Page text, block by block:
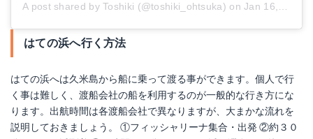
A post shared by Toshiki (@toshiki_ohtsuka) onJan 16, 2018 at 6:02pm PST
はての浜へ行く方法
はての浜へは久米島から船に乗って渡る事ができます。個人で行
く事は難しく、渡船会社の船を利用するのが一般的な行き方にな
ります。出航時間は各渡船会社で異なりますが、大まかな流れを
説明しておきましょう。 ①フィッシャリーナ集合・出発 ②約３０